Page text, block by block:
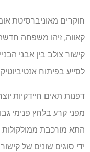
חוקרים מאוניברסיטת
קאווה, זיהו משפחה
קישור צולב בין אבני
לסייע בפיתוח
דפנות תאים חיידקיות
מפני קרע בלחץ פנימי
התא מורכבת ממולקולות
ידי סוגים שונים של